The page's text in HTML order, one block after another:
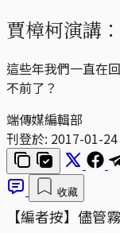
賈樟柯演講
這些年我們一直在
不前了？
端傳媒編輯部
刊登於: 2017-01-24
收藏
【編者按】儘管